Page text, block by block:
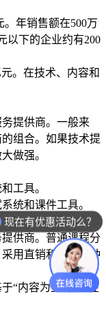
。年销售额在500万
以下的企业约有200
。在技术、内容和
提供商。一般来
组合。如果技术提
做强。
工具。
统和课件工具。
供商。普通课程分
用直销和代理两种
“内容为王”和个性
现在有优惠活动么？